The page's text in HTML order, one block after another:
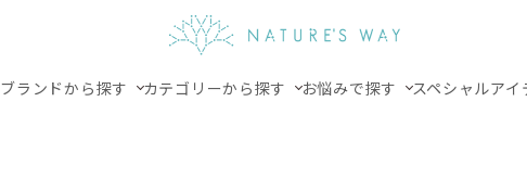
ブランドから探す カテゴリーから探す お悩みで探す スペシャルア